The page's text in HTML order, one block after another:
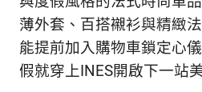
薄外套、百搭襯衫與精緻
能提前加入購物車鎖定心
假就穿上INES開啟下一站